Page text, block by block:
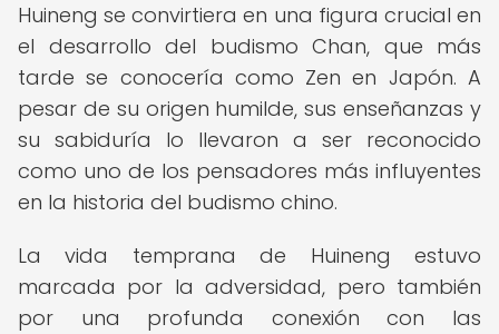
Huineng se convirtiera en una figura crucial en
el desarrollo del budismo Chan, que más
tarde se conocería como Zen en Japón. A
pesar de su origen humilde, sus enseñanzas y
su sabiduría lo llevaron a ser reconocido
como uno de los pensadores más influyentes
en la historia del budismo chino.
La vida temprana de Huineng estuvo
marcada por la adversidad, pero también
por una profunda conexión con las